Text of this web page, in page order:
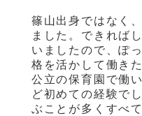
篠山出身ではなく
ました。できれば
いましたので、ぽ
格を活かして働き
公立の保育園で働
ど初めての経験で
ぶことが多くすべ